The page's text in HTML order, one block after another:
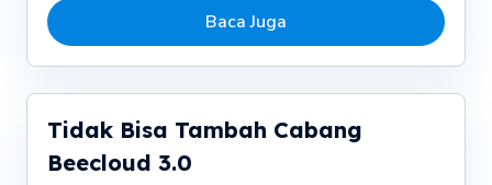
Baca Juga
Tidak Bisa Tambah Cabang
Beecloud 3.0